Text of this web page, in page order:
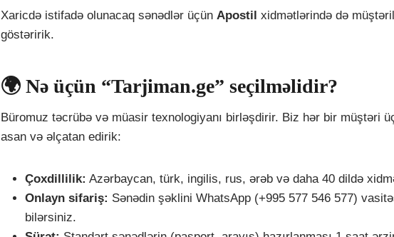
Xaricdə istifadə olunacaq sənədlər üçün Apostil xidmətlərində də
göstəririk.
🌍 Nə üçün “Tarjiman.ge” seçilməlidir?
Büromuz təcrübə və müasir texnologiyanı birləşdirir. Biz hər bir müştəri
asan və əlçatan edirik:
Çoxdillilik: Azərbaycan, türk, ingilis, rus, ərəb və daha 40 dildə
Onlayn sifariş: Sənədin şəklini WhatsApp (+995 577 546 577)
bilərsiniz.